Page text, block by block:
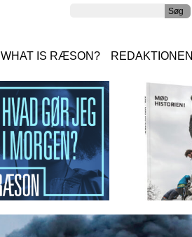
WHAT IS RÆSON? REDAKTIONEN